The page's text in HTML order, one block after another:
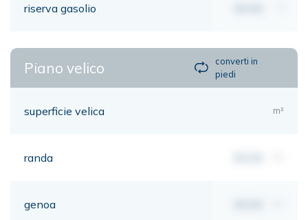
riserva gasolio
Piano velico
converti in
piedi
superficie velica m²
randa
genoa